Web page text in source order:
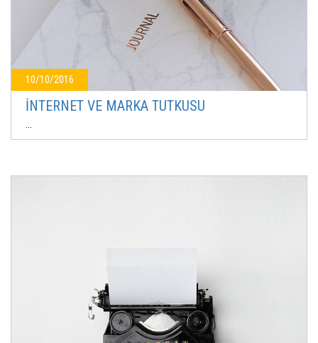
10/10/2016
İNTERNET VE MARKA TUTKUSU
...